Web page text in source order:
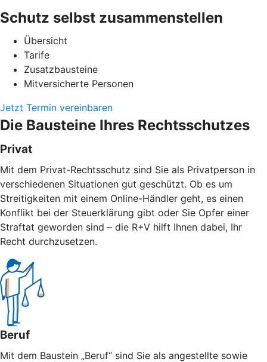
Schutz selbst zusammenstellen
Übersicht
Tarife
Zusatzbausteine
Mitversicherte Personen
Jetzt Termin vereinbaren
Die Bausteine Ihres Rechtsschutzes
Privat
Mit dem Privat-Rechtsschutz sind Sie als Privatperson in
verschiedenen Situationen gut geschützt. Ob es um
Streitigkeiten mit einem Online-Händler geht, es einen
Konflikt bei der Steuerklärung gibt oder Sie Opfer einer
Straftat geworden sind – die R+V hilft Ihnen dabei, Ihr
Recht durchzusetzen.
Beruf
Mit dem Baustein „Beruf“ sind Sie als angestellte sowie